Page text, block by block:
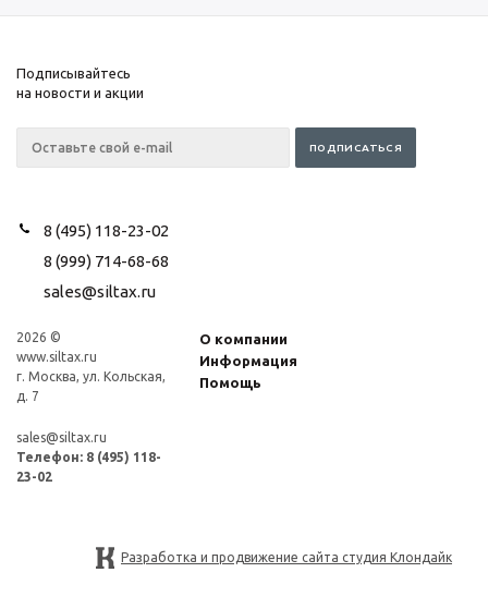
Подписывайтесь
на новости и акции
8 (495) 118-23-02
8 (999) 714-68-68
sales@siltax.ru
2026 ©
www.siltax.ru
г. Москва, ул. Кольская,
д. 7
sales@siltax.ru
Телефон: 8 (495) 118-
23-02
О компании
Информация
Помощь
Разработка и продвижение сайта студия Клондайк